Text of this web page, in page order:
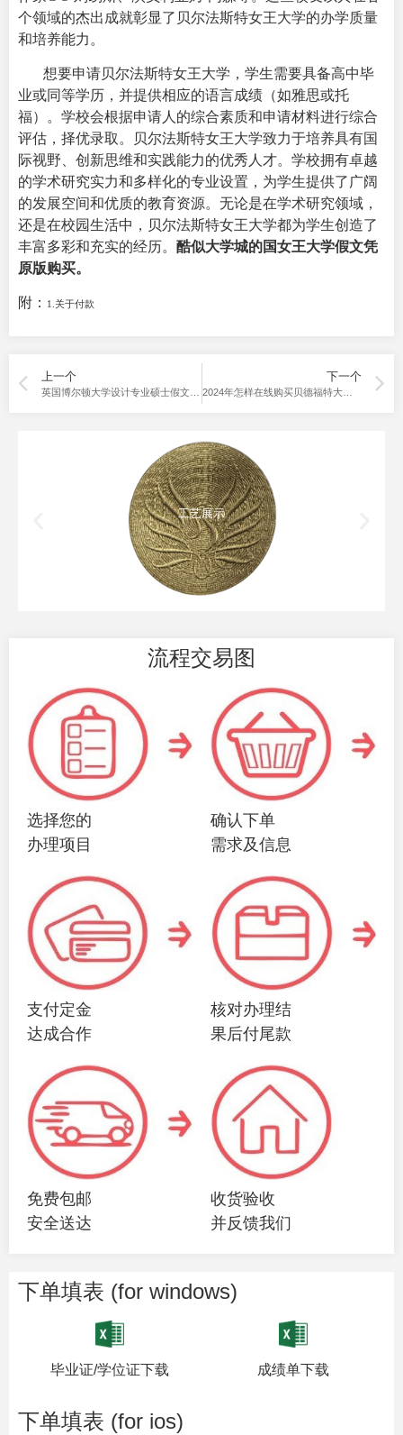
个领域的杰出成就彰显了贝尔法斯特女王大学的办学质量
和培养能力。
想要申请贝尔法斯特女王大学，学生需要具备高中毕
业或同等学历，并提供相应的语言成绩（如雅思或托
福）。学校会根据申请人的综合素质和申请材料进行综合
评估，择优录取。
贝尔法斯特女王大学致力于培养具有国
际视野、创新思维和实践能力的优秀人才。学校拥有卓越
的学术研究实力和多样化的专业设置，为学生提供了广阔
的发展空间和优质的教育资源。无论是在学术研究领域，
还是在校园生活中，贝尔法斯特女王大学都为学生创造了
丰富多彩和充实的经历。 酷似大学城的国女王大学假文凭
原版购买。
附： 1.关于付款
上一个 下一个
2024年怎样在线购买贝德福特大学文凭？Buy University of Bedfordshire diplomas graduating in 2024 now！
工艺展示
流程交易图
选择您的
办理项目
确认下单
需求及信息
支付定金
达成合作
核对办理结
果后付尾款
免费包邮
安全送达
收货验收
并反馈我们
下单填表 (for windows)
毕业证/学位证下载 成绩单下载
下单填表 (for ios)